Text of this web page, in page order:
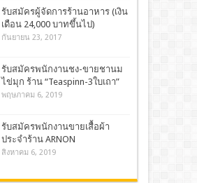
รับสมัครผู้จัดการร้านอาหาร (เงิน
เดือน 24,000 บาทขึ้นไป)
กันยายน 23, 2017
รับสมัครพนักงานชง-ขายชานม
ไข่มุก ร้าน “Teaspinn-3ใบเถา”
พฤษภาคม 6, 2019
รับสมัครพนักงานขายเสื้อผ้า
ประจำร้าน ARNON
สิงหาคม 6, 2019